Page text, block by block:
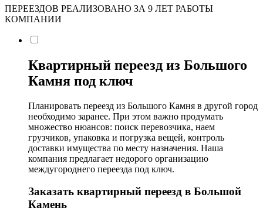
ПЕРЕЕЗДОВ РЕАЛИЗОВАНО ЗА 9 ЛЕТ РАБОТЫ
КОМПАНИИ
Квартирный переезд из Большого
Камня под ключ
Планировать переезд из Большого Камня в другой город
необходимо заранее. При этом важно продумать
множество нюансов: поиск перевозчика, наем
грузчиков, упаковка и погрузка вещей, контроль
доставки имущества по месту назначения. Наша
компания предлагает недорого организацию
междугороднего переезда под ключ.
Заказать квартирный переезд в Большой
Камень